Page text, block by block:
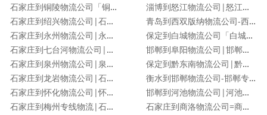
石家庄到铜陵物流公司「铜陵专线」
石家庄到绍兴物流公司|石家庄到绍兴物流专线
石家庄到永州物流公司|永州专线
石家庄到七台河物流公司|石家庄到七台河物流专线
石家庄到泉州物流公司|泉州专线
石家庄到龙岩物流公司|石家庄到龙岩物流专线
石家庄到怀化物流公司|怀化专线
石家庄到梅州专线物流|石家庄到梅州物流公司
淄博到怒江物流公司|怒江专线
青岛到西双版纳物流公司-西双版纳专线
保定到白城物流公司「白城专线」
邯郸到阜阳物流公司|邯郸到阜阳物流专线
保定到黔东南物流公司|黔东南专线
衡水到邯郸物流公司-邯郸专线
邯郸到河池物流公司|河池专线
石家庄到商洛物流公司=商洛专线